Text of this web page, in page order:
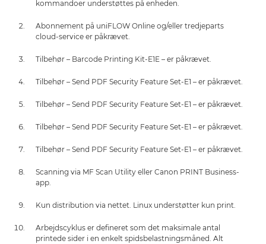
kommandoer understøttes på enheden.
Abonnement på uniFLOW Online og/eller tredjeparts
cloud-service er påkrævet.
Tilbehør – Barcode Printing Kit-E1E – er påkrævet.
Tilbehør – Send PDF Security Feature Set-E1 – er påkrævet.
Tilbehør – Send PDF Security Feature Set-E1 – er påkrævet.
Tilbehør – Send PDF Security Feature Set-E1 – er påkrævet.
Tilbehør – Send PDF Security Feature Set-E1 – er påkrævet.
Scanning via MF Scan Utility eller Canon PRINT Business-
app.
Kun distribution via nettet. Linux understøtter kun print.
Arbejdscyklus er defineret som det maksimale antal
printede sider i en enkelt spidsbelastningsmåned. Alt